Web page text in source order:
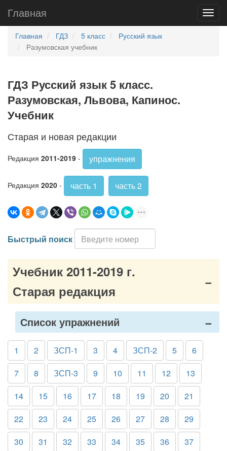
Главная
Главная ГДЗ 5 класс
Русский язык
Разумовская учебник
ГДЗ Русский язык 5 класс.
Разумовская, Львова, Капинос.
Учебник
Старая и новая редакции
Редакция 2011-2019 - упражнения
Редакция 2020 - часть 1 часть 2
Быстрый поиск
Учебник 2011-2019 г.
Старая редакция
Список упражнений
1 2 ЗСП-1 3 4 ЗСП-2 5
6
7
8 ЗСП-3 9 10 11 12
13
14
15 16 17 18 19 20
21
22
23 24 25 26 27 28
29
30
31 32 33 34 35 36
37